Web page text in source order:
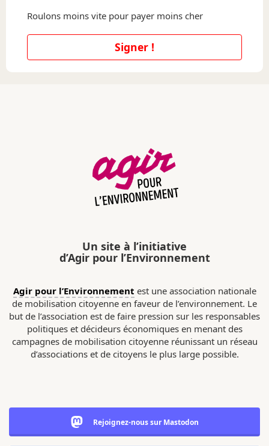
Roulons moins vite pour payer moins cher
Signer !
Un site à l’initiative
d’Agir pour l’Environnement
Agir pour l’Environnement est une association nationale
de mobilisation citoyenne en faveur de l’environnement. Le
but de l’association est de faire pression sur les responsables
politiques et décideurs économiques en menant des
campagnes de mobilisation citoyenne réunissant un réseau
d’associations et de citoyens le plus large possible.
Rejoignez-nous sur Mastodon